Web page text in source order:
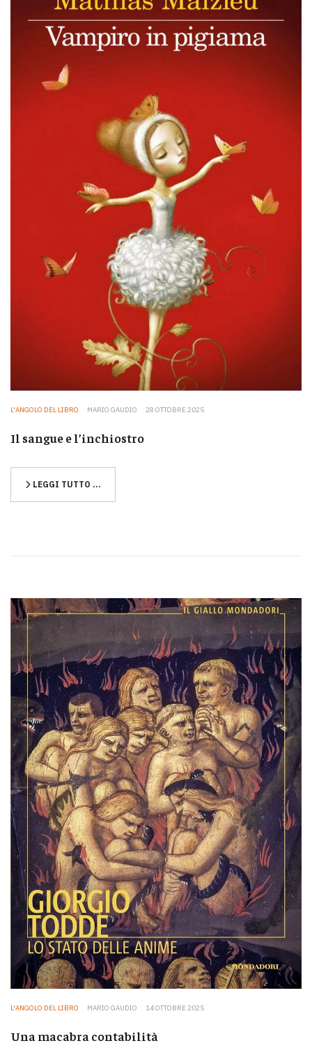
L'ANGOLO DEL LIBRO MARIO GAUDIO 28 OTTOBRE 2025
Il sangue e l’inchiostro
LEGGI TUTTO …
L'ANGOLO DEL LIBRO MARIO GAUDIO 14 OTTOBRE 2025
Una macabra contabilità